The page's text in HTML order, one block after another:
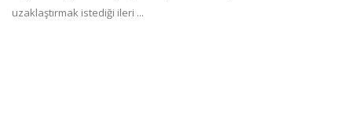
uzaklaştırmak istediği ileri ...